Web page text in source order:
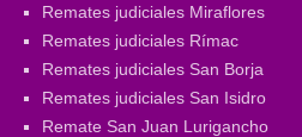
Remates judiciales Miraflores
Remates judiciales Rímac
Remates judiciales San Borja
Remates judiciales San Isidro
Remate San Juan Lurigancho